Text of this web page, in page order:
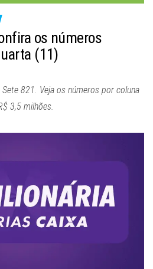
os números
(11)
821. Veja os números por coluna
3,5 milhões.